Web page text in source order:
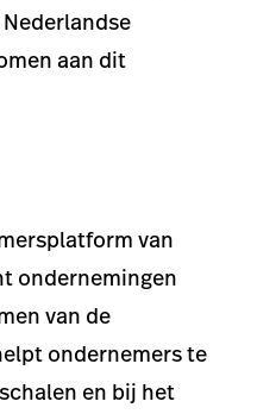
aan dit
van
ondernemingen
van de
ondernemers te
en bij het